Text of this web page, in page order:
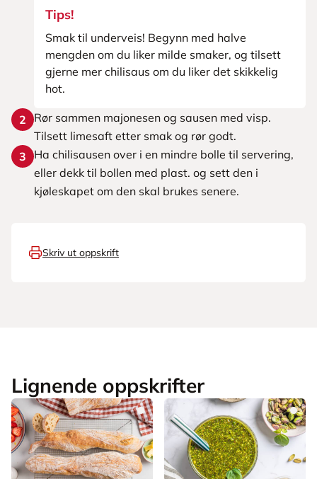
Tips!
Smak til underveis! Begynn med halve
mengden om du liker milde smaker, og tilsett
gjerne mer chilisaus om du liker det skikkelig
hot.
2
Rør sammen majonesen og sausen med visp.
Tilsett limesaft etter smak og rør godt.
3
Ha chilisausen over i en mindre bolle til servering,
eller dekk til bollen med plast. og sett den i
kjøleskapet om den skal brukes senere.
Skriv ut oppskrift
Lignende oppskrifter